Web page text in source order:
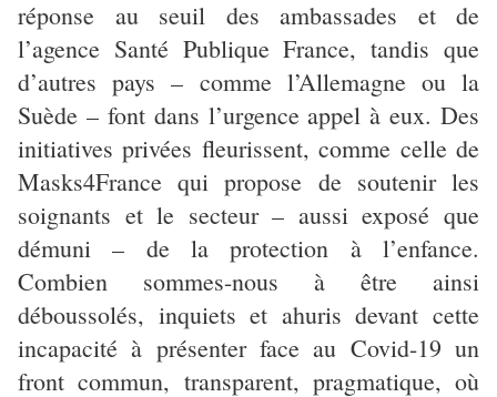
réponse au seuil des ambassades et de
l’agence Santé Publique France, tandis que
d’autres pays – comme l’Allemagne ou la
Suède – font dans l’urgence appel à eux. Des
initiatives privées fleurissent, comme celle de
Masks4France qui propose de soutenir les
soignants et le secteur – aussi exposé que
démuni – de la protection à l’enfance.
Combien sommes-nous à être ainsi
déboussolés, inquiets et ahuris devant cette
incapacité à présenter face au Covid-19 un
front commun, transparent, pragmatique, où